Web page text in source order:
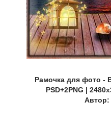
Рамочка для фото -
PSD+2PNG |
Автор: